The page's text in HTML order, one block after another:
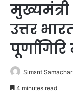
उत्तर
Simant Samachar
4 minutes read